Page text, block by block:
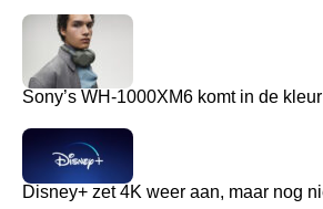
Sony’s WH-1000XM6 komt in de
Disney+ zet 4K weer aan, maar nog